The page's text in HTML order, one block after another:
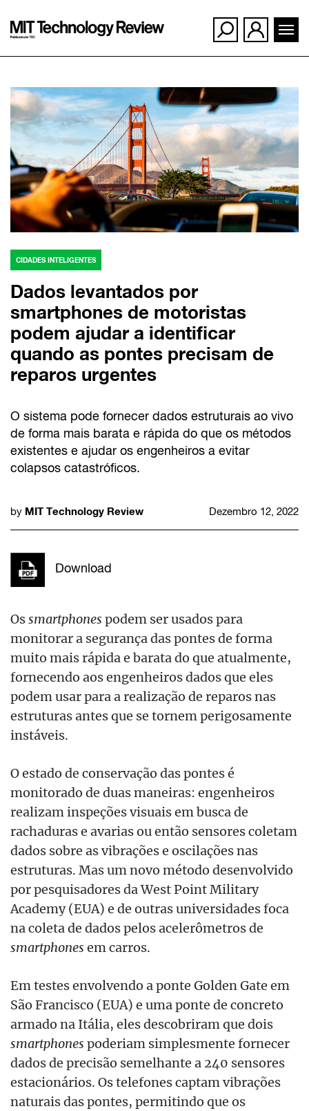
para
conteúdo
CIDADES INTELIGENTES
Dados levantados por
smartphones de motoristas
podem ajudar a identificar
quando as pontes precisam de
reparos urgentes
O sistema pode fornecer dados estruturais ao vivo
de forma mais barata e rápida do que os métodos
existentes e ajudar os engenheiros a evitar
colapsos catastróficos.
by MIT Technology Review Dezembro 12, 2022
Download
Ossmartphones podem ser usados para
monitorar a segurança das pontes de forma
muito mais rápida e barata do que atualmente,
fornecendo aos engenheiros dados que eles
podem usar para a realização de reparos nas
estruturas antes que se tornem perigosamente
instáveis.
O estado de conservação das pontes é
monitorado de duas maneiras: engenheiros
realizam inspeções visuais em busca de
rachaduras e avarias ou então sensores coletam
dados sobre as vibrações e oscilações nas
estruturas. Mas um novo método desenvolvido
por pesquisadores da West Point Military
Academy (EUA) e de outras universidades foca
na coleta de dados pelos acelerômetros de
smartphones em carros.
Em testes envolvendo a ponte Golden Gate em
São Francisco (EUA) e uma ponte de concreto
armado na Itália, eles descobriram que dois
smartphones poderiam simplesmente fornecer
dados de precisão semelhante a 240 sensores
estacionários. Os telefones captam vibrações
naturais das pontes, permitindo que os